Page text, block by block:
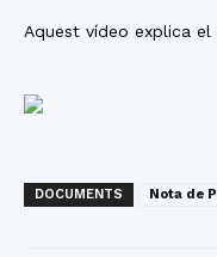
Aquest vídeo explica
DOCUMENTS Nota de